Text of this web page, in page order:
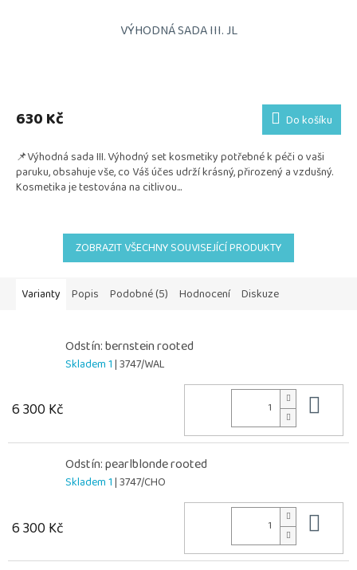
VÝHODNÁ SADA III. JL
produktu
je
z
5
hvězdiček.
630 Kč Do košíku
📌Výhodná sada III. Výhodný set kosmetiky potřebné k péči o vaši
paruku, obsahuje vše, co Váš účes udrží krásný, přirozený a vzdušný.
Kosmetika je testována na citlivou...
ZOBRAZIT VŠECHNY SOUVISEJÍCÍ PRODUKTY
Varianty Popis Podobné (5) Hodnocení Diskuze
Odstín: bernstein rooted
Skladem 1| 3747/WAL
6 300 Kč
Odstín: pearlblonde rooted
Skladem 1| 3747/CHO
6 300 Kč